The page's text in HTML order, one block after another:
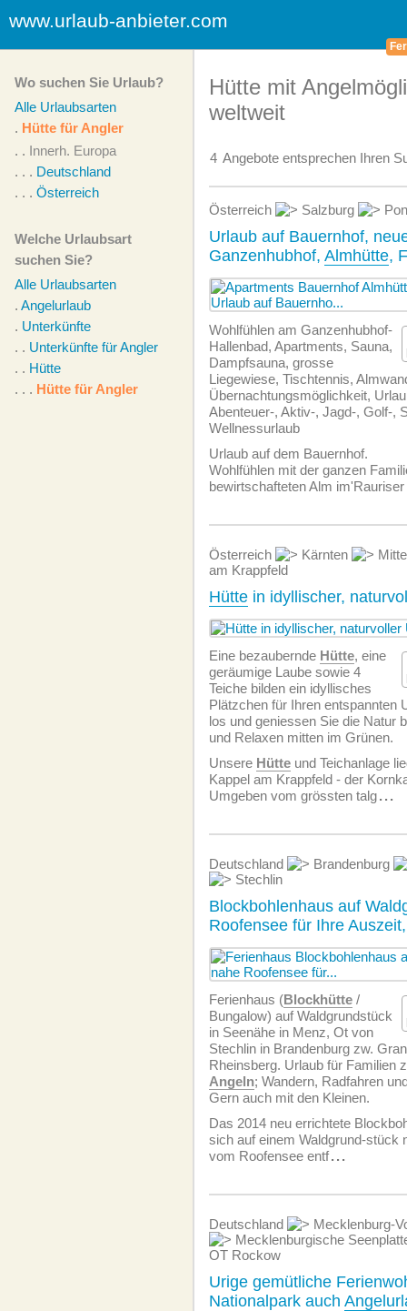
www.urlaub-anbieter.com
Wo suchen Sie Urlaub?
Alle Urlaubsarten
. Hütte für Angler
. . Innerh. Europa
. . . Deutschland
. . . Österreich
Welche Urlaubsart
suchen Sie?
Alle Urlaubsarten
. Angelurlaub
. Unterkünfte
. . Unterkünfte für Angler
. . Hütte
. . . Hütte für Angler
Hütte mit
weltweit
4 Angebote entsprechen Ihren
Österreich Salzburg
Urlaub auf Bauernhof,
Ganzenhubhof, Almhütte,
Wohlfühlen am Ganzenhubhof-
Hallenbad, Apartments, Sauna,
Dampfsauna, grosse
Liegewiese, Tischtennis,
Übernachtungsmöglichkeit,
Abenteuer-, Aktiv-, Jagd-, Golf-,
Wellnessurlaub
Urlaub auf dem Bauernhof.
Wohlfühlen mit der ganzen
bewirtschafteten Alm im'Rauriser
Österreich Kärnten
am Krappfeld
Hütte in idyllischer,
Eine bezaubernde Hütte, eine
geräumige Laube sowie 4
Teiche bilden ein idyllisches
Plätzchen für Ihren entspannten
los und geniessen Sie die Natur
und Relaxen mitten im Grünen.
Unsere Hütte und Teichanlage
Kappel am Krappfeld - der
Umgeben vom grössten talg...
Deutschland
Brandenburg
Stechlin
Blockbohlenhaus auf
Roofensee für Ihre
Ferienhaus (Blockhütte /
Bungalow) auf Waldgrundstück
in Seenähe in Menz, Ot von
Stechlin in Brandenburg zw.
Rheinsberg. Urlaub für Familien
Angeln; Wandern, Radfahren
Gern auch mit den Kleinen.
Das 2014 neu errichtete
sich auf einem Waldgrund-stück
vom Roofensee entf...
Deutschland
Mecklenburg-
Mecklenburgische
OT Rockow
Urige gemütliche
Nationalpark auch